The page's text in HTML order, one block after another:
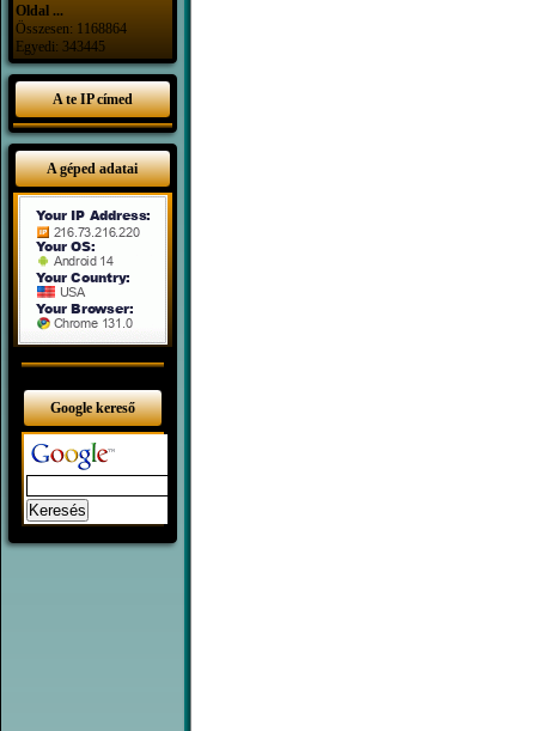
Oldal ...
Összesen: 1168864
Egyedi: 343445
A te IP címed
A géped adatai
Google kereső